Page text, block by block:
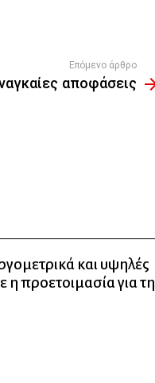
Επόμενο άρθρο
αποφάσεις
και υψηλές
η προετοιμασία για τη